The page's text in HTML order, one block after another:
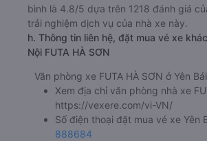
bình là 4.8/5 dựa trên 1218 đánh giá
trải nghiệm dịch vụ của nhà xe này.
h. Thông tin liên hệ, đặt mua vé xe
Nội FUTA HÀ SƠN
Văn phòng xe FUTA HÀ SƠN ở Yên
Xem địa chỉ văn phòng nhà xe
https://vexere.com/vi-VN/
Số điện thoại đặt mua vé xe Yên
888684